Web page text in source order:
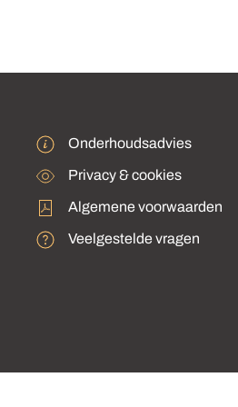
Onderhoudsadvies
Privacy & cookies
Algemene voorwaarden
Veelgestelde vragen